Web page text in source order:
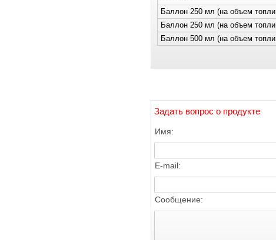
Баллон 250 мл (на объем
Баллон 250 мл (на объем
Баллон 500 мл (на объем
Задать вопрос о продукте
Имя:
E-mail:
Сообщение: